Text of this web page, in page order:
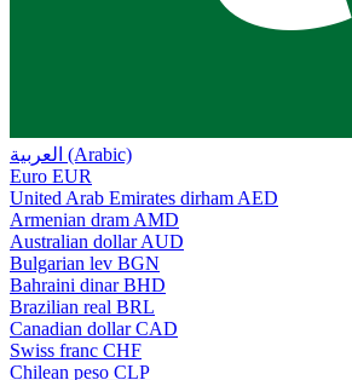
العربية (Arabic)
Euro EUR
United Arab Emirates dirham AED
Armenian dram AMD
Australian dollar AUD
Bulgarian lev BGN
Bahraini dinar BHD
Brazilian real BRL
Canadian dollar CAD
Swiss franc CHF
Chilean peso CLP